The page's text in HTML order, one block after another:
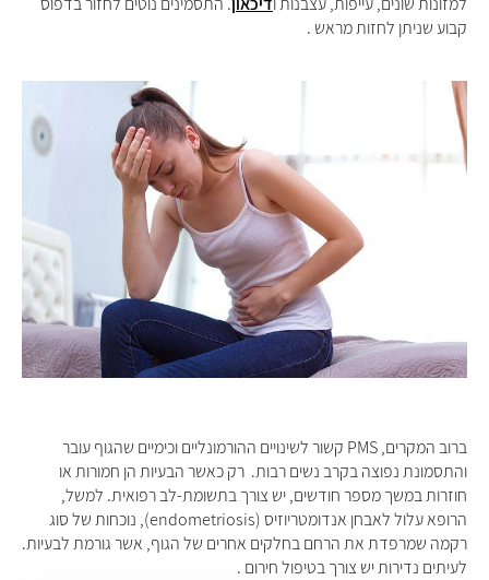
קבוע שניתן לחזות מראש .
ברוב המקרים, PMS קשור לשינויים ההורמונליים וכימיים שהגוף עובר
והתסמונת נפוצה בקרב נשים רבות. רק כאשר הבעיות הן חמורות או
חוזרות במשך מספר חודשים, יש צורך בתשומת-לב רפואית. למשל,
הרופא עלול לאבחן אנדומטריוזיס (endometriosis), נוכחות של סוג
רקמה שמרפדת את הרחם בחלקים אחרים של הגוף, אשר גורמת לבעיות.
לעיתים נדירות יש צורך בטיפול חירום .